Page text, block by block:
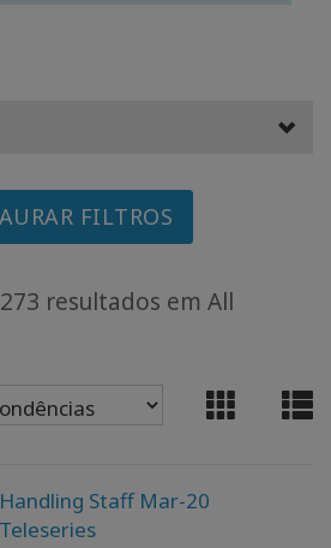
FILTROS
resultados em All
Handling Staff Mar-20
Teleseries